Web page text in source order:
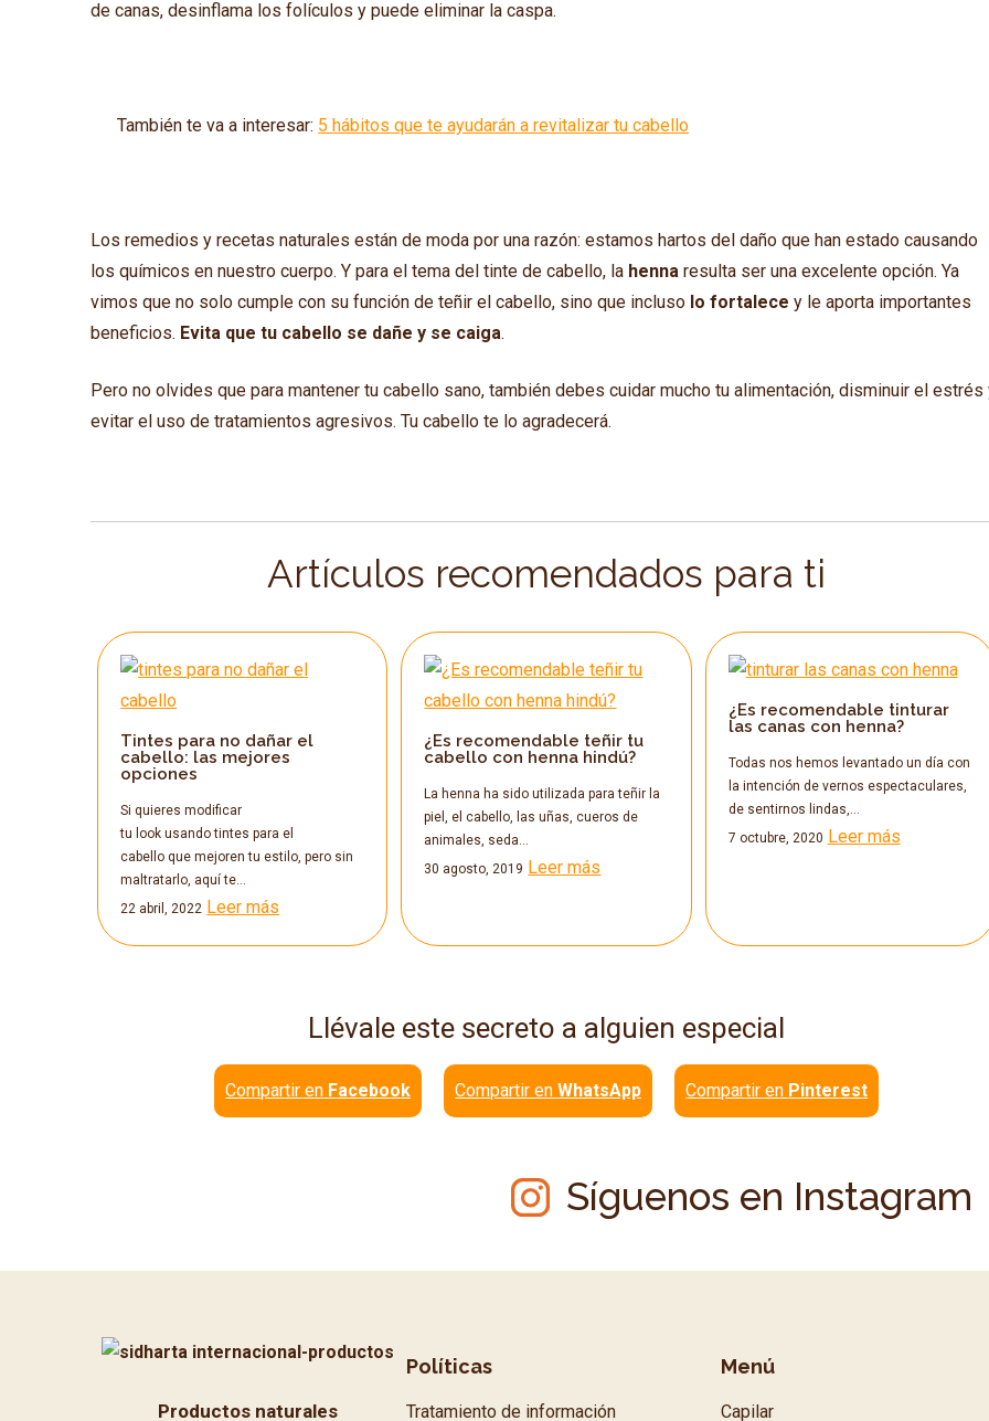
de canas, desinflama los folículos y puede eliminar la caspa.
También te va a interesar: 5 hábitos que te ayudarán a revitalizar tu cabello
Los remedios y recetas naturales están de moda por una razón: estamos hartos del daño que han estado causando
los químicos en nuestro cuerpo. Y para el tema del tinte de cabello, la hennaresulta ser una excelente opción. Ya
vimos que no solo cumple con su función de teñir el cabello, sino que incluso lo fortalece y le aporta importantes
beneficios. Evita que tu cabello se dañe y se caiga.
Pero no olvides que para mantener tu cabello sano, también debes cuidar mucho tu alimentación, disminuir el estrés
evitar el uso de tratamientos agresivos. Tu cabello te lo agradecerá.
Artículos recomendados para ti
Tintes para no dañar el
cabello: las mejores
opciones
Si quieres modificar
tu look usando tintes para el
cabello que mejoren tu estilo, pero sin
maltratarlo, aquí te…
22 abril, 2022 Leer más
¿Es recomendable teñir tu
cabello con henna hindú?
La henna ha sido utilizada para teñir la
piel, el cabello, las uñas, cueros de
animales, seda…
30 agosto, 2019 Leer más
¿Es recomendable tinturar
las canas con henna?
Todas nos hemos levantado un día con
la intención de vernos espectaculares,
de sentirnos lindas,…
7 octubre, 2020 Leer más
Llévale este secreto a alguien especial
Compartir en Facebook Compartir enWhatsApp Compartir en Pinterest
Síguenos en Instagram
Productos naturales
Políticas
Tratamiento de información
Menú
Capilar